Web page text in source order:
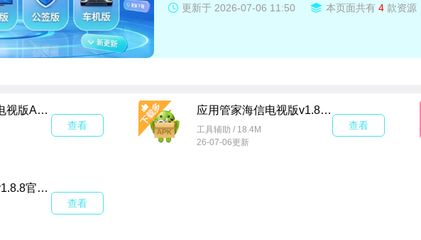
能优化、权限精准管控等核心操作，高效解决应用
更新于 2026-07-06 11:50 本页面共有 4 款资源
应用管家普通版电视版APPv1.8.8最新版
查看
应用管家海信电视版v1.8.8最新版
工具辅助 / 18.4M
26-07-06更新
查看
应用管家车机版v1.8.8官方版
查看